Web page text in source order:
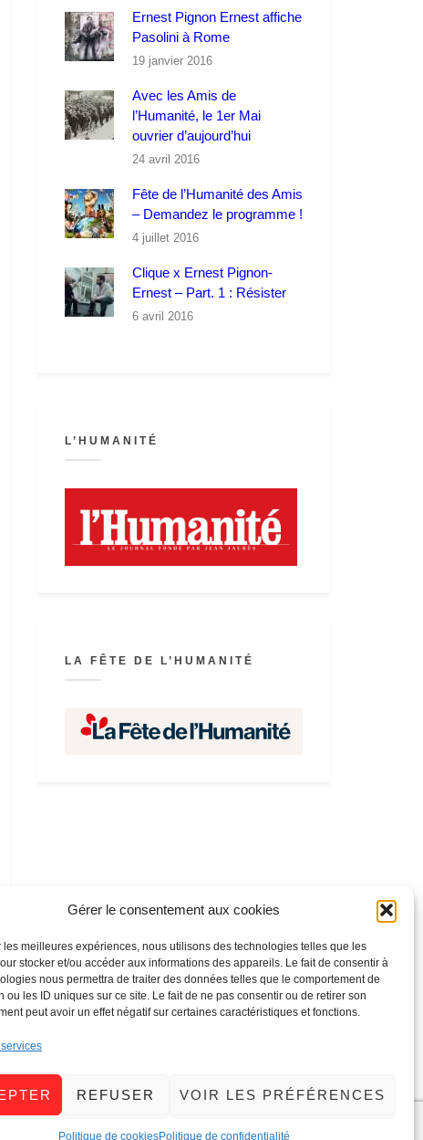
Gérer le consentement aux cookies
les meilleures expériences, nous utilisons des technologies telles que les
stocker et/ou accéder aux informations des appareils. Le fait de consentir à
nous permettra de traiter des données telles que le comportement de
ou les ID uniques sur ce site. Le fait de ne pas consentir ou de retirer son
peut avoir un effet négatif sur certaines caractéristiques et fonctions.
REFUSER VOIR LES PRÉFÉRENCES
Politique de cookiesPolitique de confidentialité
Ernest Pignon Ernest affiche
Pasolini à Rome
19 janvier 2016
Avec les Amis de
l’Humanité, le 1er Mai
ouvrier d’aujourd’hui
24 avril 2016
Fête de l’Humanité des Amis
– Demandez le programme !
4 juillet 2016
Clique x Ernest Pignon-
Ernest – Part. 1 : Résister
6 avril 2016
L’HUMANITÉ
LA FÊTE DE L’HUMANITÉ